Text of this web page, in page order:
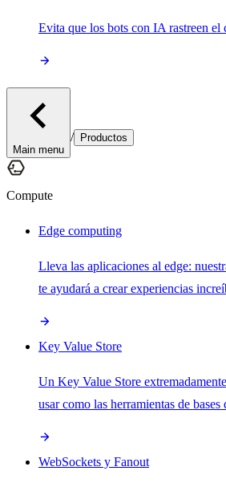
Evita que los bots con IA rastreen el
Main menu
/ Productos
Compute
Edge computing
Lleva las aplicaciones al edge:
te ayudará a crear experiencias
Key Value Store
Un Key Value Store
usar como las herramientas de
WebSockets y Fanout